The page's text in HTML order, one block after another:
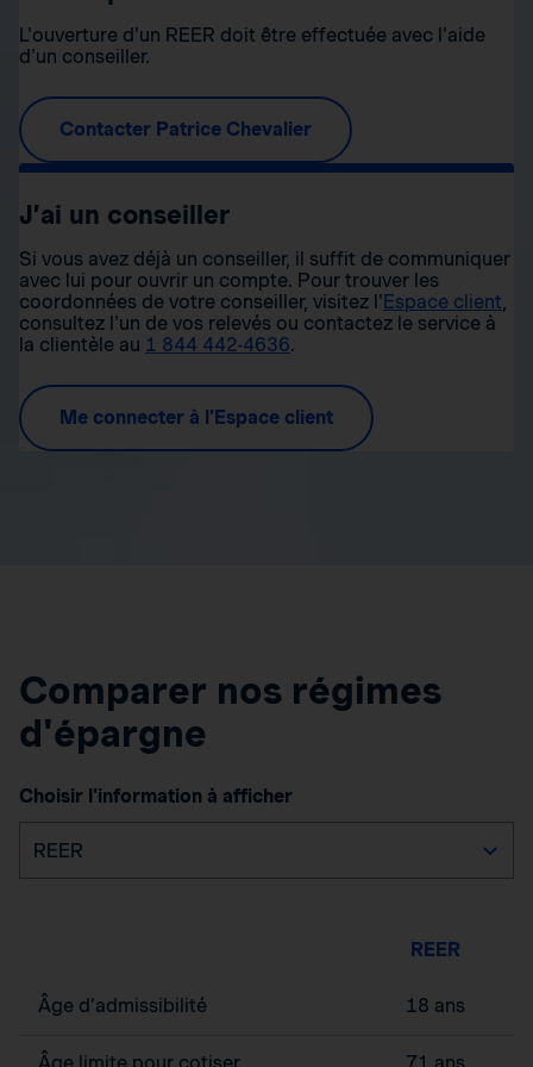
L'ouverture d'un REER doit être effectuée avec l'aide
d'un conseiller.
Contacter Patrice Chevalier
J’ai un conseiller
Si vous avez déjà un conseiller, il suffit de communiquer
avec lui pour ouvrir un compte. Pour trouver les
coordonnées de votre conseiller, visitez l' Espace client,
consultez l'un de vos relevés ou contactez le service à
la clientèle au 1 844 442-4636.
Me connecter à l'Espace client
Comparer nos régimes
d'épargne
Choisir l'information à afficher
REER
Âge d’admissibilité 18 ans